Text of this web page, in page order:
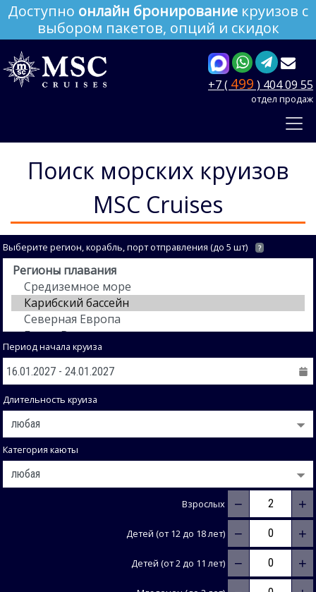
Доступно онлайн бронирование круизов с
выбором пакетов, опций и скидок
+7 ( 499 ) 404 09 55
отдел продаж
Поиск морских круизов
MSC Cruises
Выберите регион, корабль, порт отправления (до 5 шт) ?
Период начала круиза
Длительность круиза
Категория каюты
Взрослых − +
Детей (от 12 до 18 лет) − +
Детей (от 2 до 11 лет) − +